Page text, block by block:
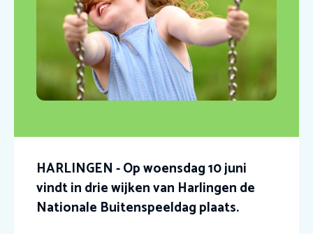
HARLINGEN - Op woensdag 10 juni
vindt in drie wijken van Harlingen de
Nationale Buitenspeeldag plaats.